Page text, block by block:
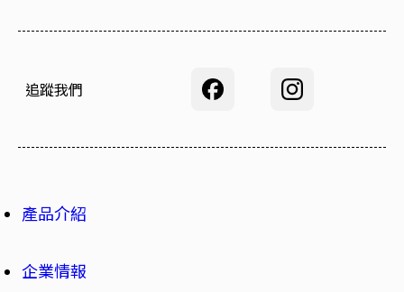
產品介紹
企業情報
追蹤我們